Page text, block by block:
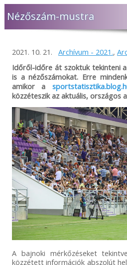
Nézőszám-mustra
2021. 10. 21. Archívum - 2021.,
Időről-időre át szoktuk tekinteni
is a nézőszámokat. Erre
amikor a
közzéteszik az aktuális, országos
A bajnoki mérkőzéseket
közzétett információk abszolút